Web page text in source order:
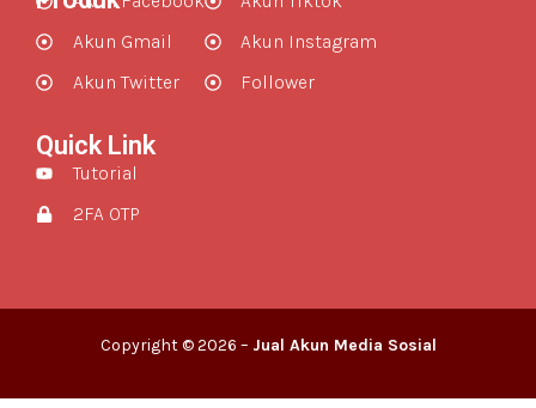
Akun Gmail
Akun Twitter
Akun Instagram
Follower
Quick Link
Tutorial
2FA OTP
Copyright © 2026 – Jual Akun Media Sosial